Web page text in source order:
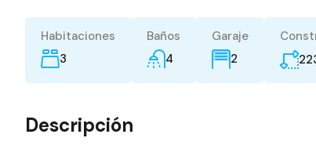
Habitaciones
3
Baños
4
Garaje
2
Descripción